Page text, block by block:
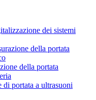
dei sistemi
della portata
della portata
di portata a ultrasuoni